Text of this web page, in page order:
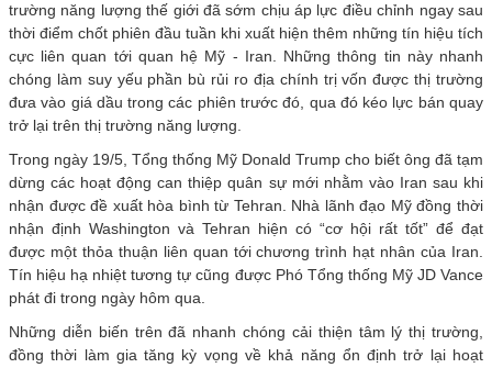
trường năng lượng thế giới đã sớm chịu áp lực điều chỉnh ngay sau
thời điểm chốt phiên đầu tuần khi xuất hiện thêm những tín hiệu tích
cực liên quan tới quan hệ Mỹ - Iran. Những thông tin này nhanh
chóng làm suy yếu phần bù rủi ro địa chính trị vốn được thị trường
đưa vào giá dầu trong các phiên trước đó, qua đó kéo lực bán quay
trở lại trên thị trường năng lượng.
Trong ngày 19/5, Tổng thống Mỹ Donald Trump cho biết ông đã tạm
dừng các hoạt động can thiệp quân sự mới nhằm vào Iran sau khi
nhận được đề xuất hòa bình từ Tehran. Nhà lãnh đạo Mỹ đồng thời
nhận định Washington và Tehran hiện có “cơ hội rất tốt” để đạt
được một thỏa thuận liên quan tới chương trình hạt nhân của Iran.
Tín hiệu hạ nhiệt tương tự cũng được Phó Tổng thống Mỹ JD Vance
phát đi trong ngày hôm qua.
Những diễn biến trên đã nhanh chóng cải thiện tâm lý thị trường,
đồng thời làm gia tăng kỳ vọng về khả năng ổn định trở lại hoạt